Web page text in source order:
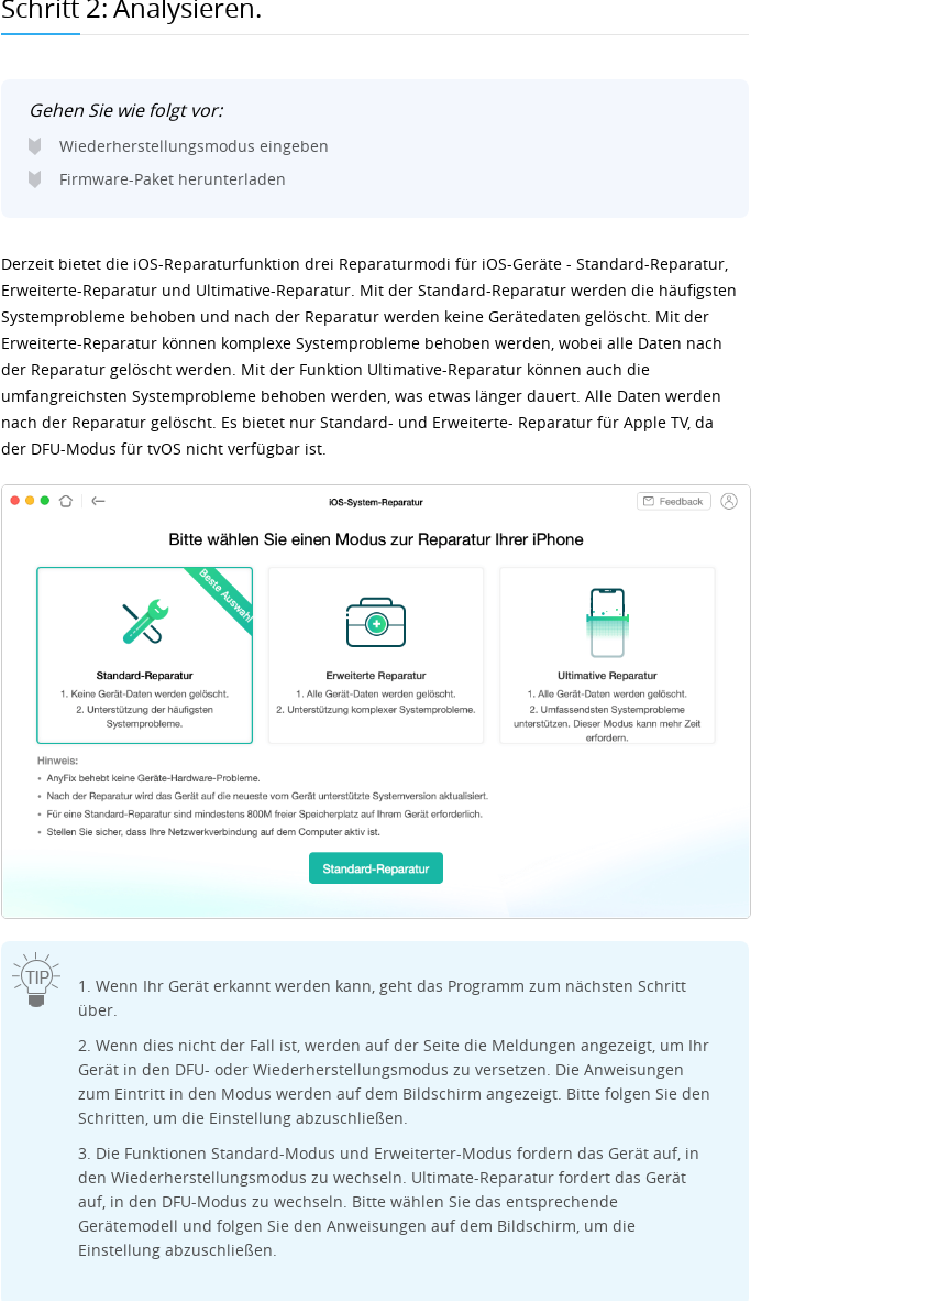
Schritt 2:Analysieren.
Gehen Sie wie folgt vor:
Wiederherstellungsmodus eingeben
Firmware-Paket herunterladen
Derzeit bietet die iOS-Reparaturfunktion drei Reparaturmodi für iOS-Geräte - Standard-Reparatur,
Erweiterte-Reparatur und Ultimative-Reparatur. Mit der Standard-Reparatur werden die häufigsten
Systemprobleme behoben und nach der Reparatur werden keine Gerätedaten gelöscht. Mit der
Erweiterte-Reparatur können komplexe Systemprobleme behoben werden, wobei alle Daten nach
der Reparatur gelöscht werden. Mit der Funktion Ultimative-Reparatur können auch die
umfangreichsten Systemprobleme behoben werden, was etwas länger dauert. Alle Daten werden
nach der Reparatur gelöscht. Es bietet nur Standard- und Erweiterte- Reparatur für Apple TV, da
der DFU-Modus für tvOS nicht verfügbar ist.
1. Wenn Ihr Gerät erkannt werden kann, geht das Programm zum nächsten Schritt
über.
2. Wenn dies nicht der Fall ist, werden auf der Seite die Meldungen angezeigt, um Ihr
Gerät in den DFU- oder Wiederherstellungsmodus zu versetzen. Die Anweisungen
zum Eintritt in den Modus werden auf dem Bildschirm angezeigt. Bitte folgen Sie den
Schritten, um die Einstellung abzuschließen.
3. Die Funktionen Standard-Modus und Erweiterter-Modus fordern das Gerät auf, in
den Wiederherstellungsmodus zu wechseln. Ultimate-Reparatur fordert das Gerät
auf, in den DFU-Modus zu wechseln. Bitte wählen Sie das entsprechende
Gerätemodell und folgen Sie den Anweisungen auf dem Bildschirm, um die
Einstellung abzuschließen.